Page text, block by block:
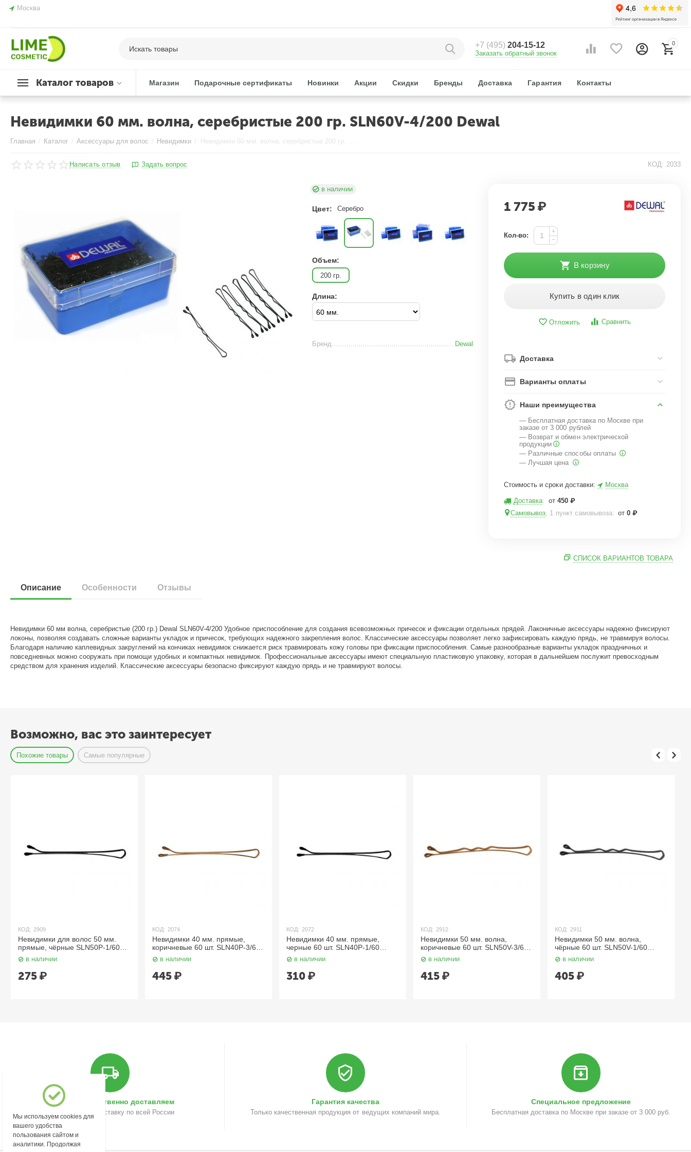
Москва
+7 (495)204-15-12
Заказать обратный звонок
0
Каталог товаров Магазин Подарочные сертификаты Новинки Акции Скидки Бренды Доставка Гарантия Контакты
Невидимки 60 мм. волна, серебристые 200 гр. SLN60V-4/200 Dewal
Главная / Каталог / Аксессуары для волос / Невидимки / Невидимки 60 мм. волна, серебристые 200 гр. SLN60V-4/200 Dewal
Написать отзыв Задать вопрос КОД: 2033
в наличии
Цвет: Серебро
Объем:
200 гр.
Длина:
Бренд Dewal
1 775 ₽
Кол-во:
+
−
В корзину
Купить в один клик
Отложить Сравнить
Доставка
Варианты оплаты
Наши преимущества
— Бесплатная доставка по Москве при
заказе от 3 000 рублей
— Возврат и обмен электрической
продукции
— Различные способы оплаты
— Лучшая цена
Стоимость и сроки доставки: Москва
Доставка: от 450 ₽
Самовывоз, 1 пункт самовывоза: от 0 ₽
СПИСОК ВАРИАНТОВ ТОВАРА
Описание Особенности Отзывы
Невидимки 60 мм волна, серебристые (200 гр.) Dewal SLN60V-4/200 Удобное приспособление для создания всевозможных причесок и фиксации отдельных прядей. Лаконичные аксессуары надежно фиксируют
локоны, позволяя создавать сложные варианты укладок и причесок, требующих надежного закрепления волос. Классические аксессуары позволяет легко зафиксировать каждую прядь, не травмируя волосы.
Благодаря наличию каплевидных закруглений на кончиках невидимок снижается риск травмировать кожу головы при фиксации приспособления. Самые разнообразные варианты укладок праздничных и
повседневных можно сооружать при помощи удобных и компактных невидимок. Профессиональные аксессуары имеют специальную пластиковую упаковку, которая в дальнейшем послужит превосходным
средством для хранения изделий. Классические аксессуары безопасно фиксируют каждую прядь и не травмируют волосы.
Возможно, вас это заинтересует
Похожие товары Самые популярные
КОД: 2909
Невидимки для волос 50 мм.
прямые, чёрные SLN50P-1/60
Dewalв наличии
275 ₽
КОД: 2074
Невидимки 40 мм. прямые,
коричневые 60 шт. SLN40P-3/60
Dewalв наличии
445 ₽
КОД: 2072
Невидимки 40 мм. прямые,
черные 60 шт. SLN40P-1/60
Dewalв наличии
310 ₽
КОД: 2912
Невидимки 50 мм. волна,
коричневые 60 шт. SLN50V-3/60
Dewalв наличии
415 ₽
КОД: 2911
Невидимки 50 мм. волна,
чёрные 60 шт. SLN50V-1/60
Dewalв наличии
405 ₽
Быстро и качественно доставляем
Осуществляем доставку по всей России
Гарантия качества
Только качественная продукция от ведущих компаний мира.
Специальное предложение
Бесплатная доставка по Москве при заказе от 3 000 руб.
Мы используем cookies для
вашего удобства
пользования сайтом и
аналитики. Продолжая